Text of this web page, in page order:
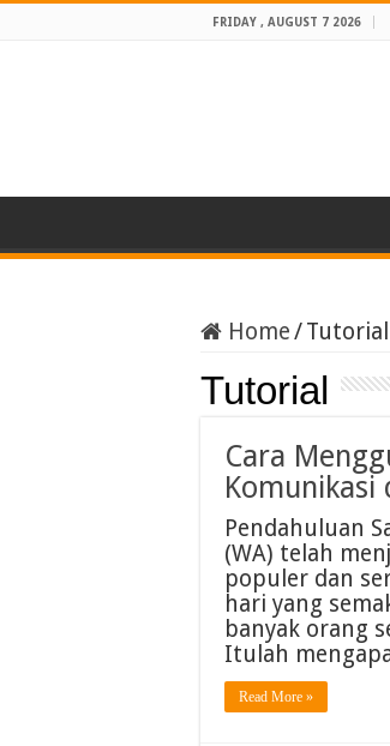
FRIDAY , AUGUST 7 2026
Home/
Tutorial
Cara
Komunikasi
Pendahuluan
(WA) telah
populer dan
hari yang
banyak orang
Itulah
Read More »